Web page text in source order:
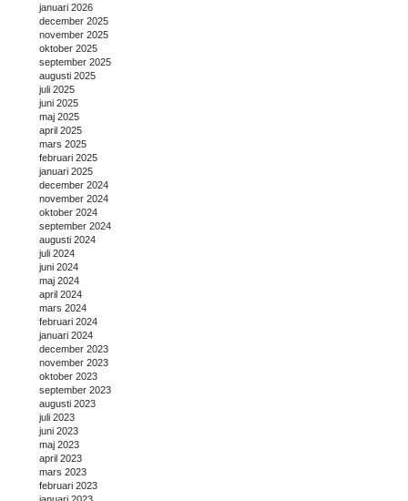
januari 2026
december 2025
november 2025
oktober 2025
september 2025
augusti 2025
juli 2025
juni 2025
maj 2025
april 2025
mars 2025
februari 2025
januari 2025
december 2024
november 2024
oktober 2024
september 2024
augusti 2024
juli 2024
juni 2024
maj 2024
april 2024
mars 2024
februari 2024
januari 2024
december 2023
november 2023
oktober 2023
september 2023
augusti 2023
juli 2023
juni 2023
maj 2023
april 2023
mars 2023
februari 2023